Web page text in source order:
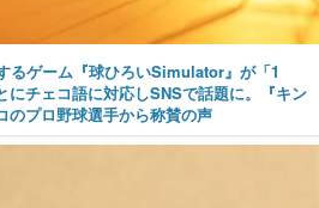
るゲーム『球ひろいSimulator』が「1
にチェコ語に対応しSNSで話題に。『キン
のプロ野球選手から称賛の声